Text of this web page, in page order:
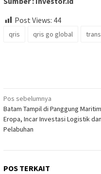
Post Views: 44
qris qris go global
Navigasi
pos
Pos sebelumnya
Batam Tampil di Panggung Maritim
Eropa, Incar Investasi Logistik dan
Pelabuhan
POS TERKAIT